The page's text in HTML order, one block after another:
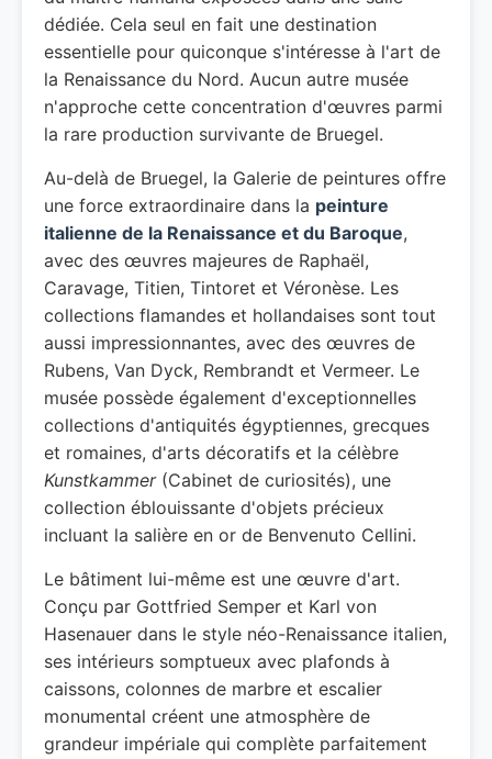
dédiée. Cela seul en fait une destination
essentielle pour quiconque s'intéresse à l'art de
la Renaissance du Nord. Aucun autre musée
n'approche cette concentration d'œuvres parmi
la rare production survivante de Bruegel.
Au-delà de Bruegel, la Galerie de peintures offre
une force extraordinaire dans la peinture
italienne de la Renaissance et du Baroque,
avec des œuvres majeures de Raphaël,
Caravage, Titien, Tintoret et Véronèse. Les
collections flamandes et hollandaises sont tout
aussi impressionnantes, avec des œuvres de
Rubens, Van Dyck, Rembrandt et Vermeer. Le
musée possède également d'exceptionnelles
collections d'antiquités égyptiennes, grecques
et romaines, d'arts décoratifs et la célèbre
Kunstkammer(Cabinet de curiosités), une
collection éblouissante d'objets précieux
incluant la salière en or de Benvenuto Cellini.
Le bâtiment lui-même est une œuvre d'art.
Conçu par Gottfried Semper et Karl von
Hasenauer dans le style néo-Renaissance italien,
ses intérieurs somptueux avec plafonds à
caissons, colonnes de marbre et escalier
monumental créent une atmosphère de
grandeur impériale qui complète parfaitement